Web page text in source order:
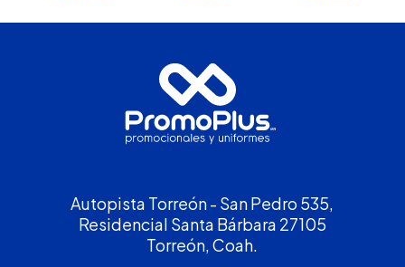
Autopista Torreón - San Pedro 535,
Residencial Santa Bárbara 27105
Torreón, Coah.